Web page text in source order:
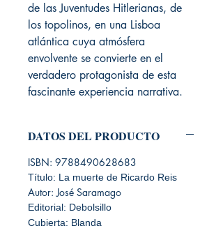
de las Juventudes Hitlerianas, de
los topolinos, en una Lisboa
atlántica cuya atmósfera
envolvente se convierte en el
verdadero protagonista de esta
fascinante experiencia narrativa.
DATOS DEL PRODUCTO
ISBN: 9788490628683
Título: La muerte de Ricardo Reis
Autor: José Saramago
Editorial: Debolsillo
Cubierta: Blanda